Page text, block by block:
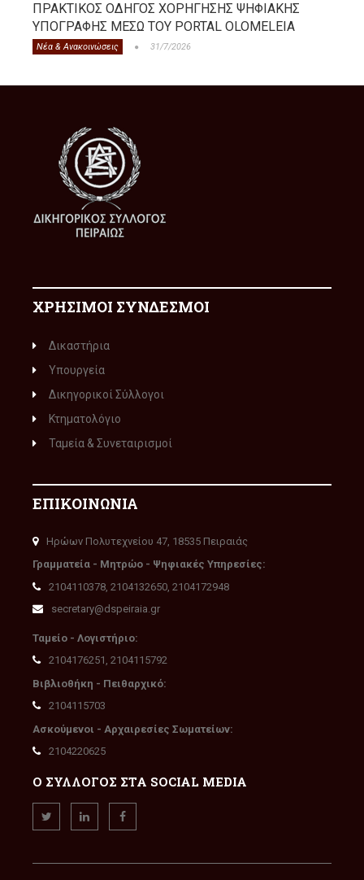
ΠΡΑΚΤΙΚΟΣ ΟΔΗΓΟΣ ΧΟΡΗΓΗΣΗΣ ΨΗΦΙΑΚΗΣ
ΥΠΟΓΡΑΦΗΣ ΜΕΣΩ ΤΟΥ PORTAL OLOMELEIA
Νέα & Ανακοινώσεις 31/7/2026
ΧΡΗΣΙΜΟΙ ΣΥΝΔΕΣΜΟΙ
Δικαστήρια
Υπουργεία
Δικηγορικοί Σύλλογοι
Κτηματολόγιο
Ταμεία & Συνεταιρισμοί
ΕΠΙΚΟΙΝΩΝΙΑ
Ηρώων Πολυτεχνείου 47, 18535 Πειραιάς
Γραμματεία - Μητρώο - Ψηφιακές Υπηρεσίες:
2104110378, 2104132650, 2104172948
secretary@dspeiraia.gr
Ταμείο - Λογιστήριο:
2104176251, 2104115792
Βιβλιοθήκη - Πειθαρχικό:
2104115703
Ασκούμενοι - Αρχαιρεσίες Σωματείων:
2104220625
Ο ΣΥΛΛΟΓΟΣ ΣΤΑ SOCIAL MEDIA